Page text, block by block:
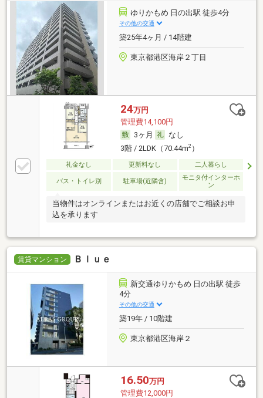
ゆりかもめ 日の出駅 徒歩4分
その他の交通
築25年4ヶ月 / 14階建
東京都港区海岸２丁目
24万円
管理費14,100円
3ヶ月
なし
3階 / 2LDK（70.44m2）
礼金なし 更新料なし 二人暮らし
バス・トイレ別 駐車場(近隣含)
モニタ付インターホ
ン
当物件はオンラインまたはお近くの店舗でご相談お申
込を承ります
賃貸マンション Ｂｌｕｅ
新交通ゆりかもめ 日の出駅 徒歩
4分
その他の交通
築19年 / 10階建
東京都港区海岸２
16.50万円
管理費12,000円